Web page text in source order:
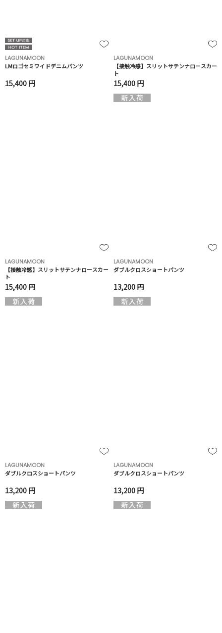
LAGUNAMOON
LMロゴセミワイドデニムパンツ
15,400 円
LAGUNAMOON
【接触冷感】スリットサテンナロースカー
ト
15,400 円
LAGUNAMOON
【接触冷感】スリットサテンナロースカー
ト
15,400 円
LAGUNAMOON
ダブルクロスショートパンツ
13,200 円
LAGUNAMOON
ダブルクロスショートパンツ
13,200 円
LAGUNAMOON
ダブルクロスショートパンツ
13,200 円